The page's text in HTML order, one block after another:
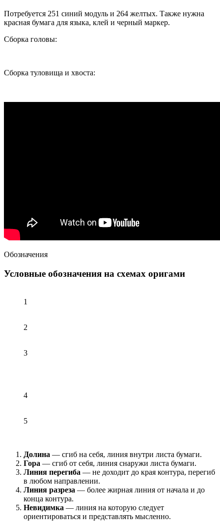
Потребуется 251 синий модуль и 264 желтых. Также нужна
красная бумага для языка, клей и черный маркер.
Сборка головы:
Сборка туловища и хвоста:
Обозначения
Условные обозначения на схемах оригами
1
2
3
4
5
Долина — сгиб на себя, линия внутри листа бумаги.
Гора — сгиб от себя, линия снаружи листа бумаги.
Линия перегиба — не доходит до края контура, перегиб
в любом направлении.
Линия разреза — более жирная линия от начала и до
конца контура.
Невидимка — линия на которую следует
ориентироваться и представлять мысленно.